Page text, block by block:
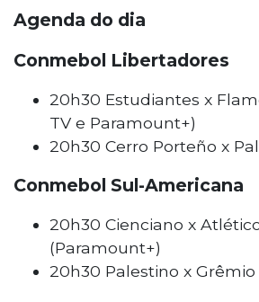
Agenda do dia
Conmebol Libertadores
20h30 Estudiantes x
TV e Paramount+)
20h30 Cerro Porteño x
Conmebol Sul-Americana
20h30 Cienciano x
(Paramount+)
20h30 Palestino x Grêmio